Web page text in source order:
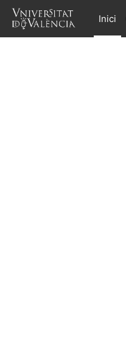
Ves al contingut principal
Inici